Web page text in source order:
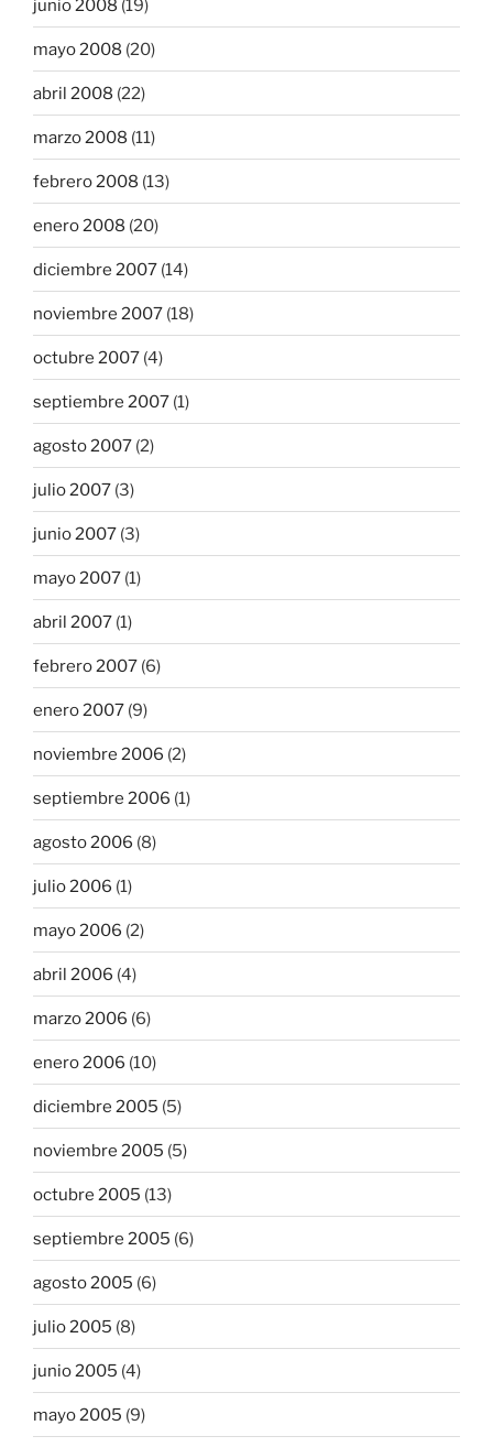
junio 2008 (19)
mayo 2008 (20)
abril 2008 (22)
marzo 2008 (11)
febrero 2008 (13)
enero 2008 (20)
diciembre 2007 (14)
noviembre 2007 (18)
octubre 2007 (4)
septiembre 2007 (1)
agosto 2007 (2)
julio 2007 (3)
junio 2007 (3)
mayo 2007 (1)
abril 2007 (1)
febrero 2007 (6)
enero 2007 (9)
noviembre 2006 (2)
septiembre 2006 (1)
agosto 2006 (8)
julio 2006 (1)
mayo 2006 (2)
abril 2006 (4)
marzo 2006 (6)
enero 2006 (10)
diciembre 2005 (5)
noviembre 2005 (5)
octubre 2005 (13)
septiembre 2005 (6)
agosto 2005 (6)
julio 2005 (8)
junio 2005 (4)
mayo 2005 (9)